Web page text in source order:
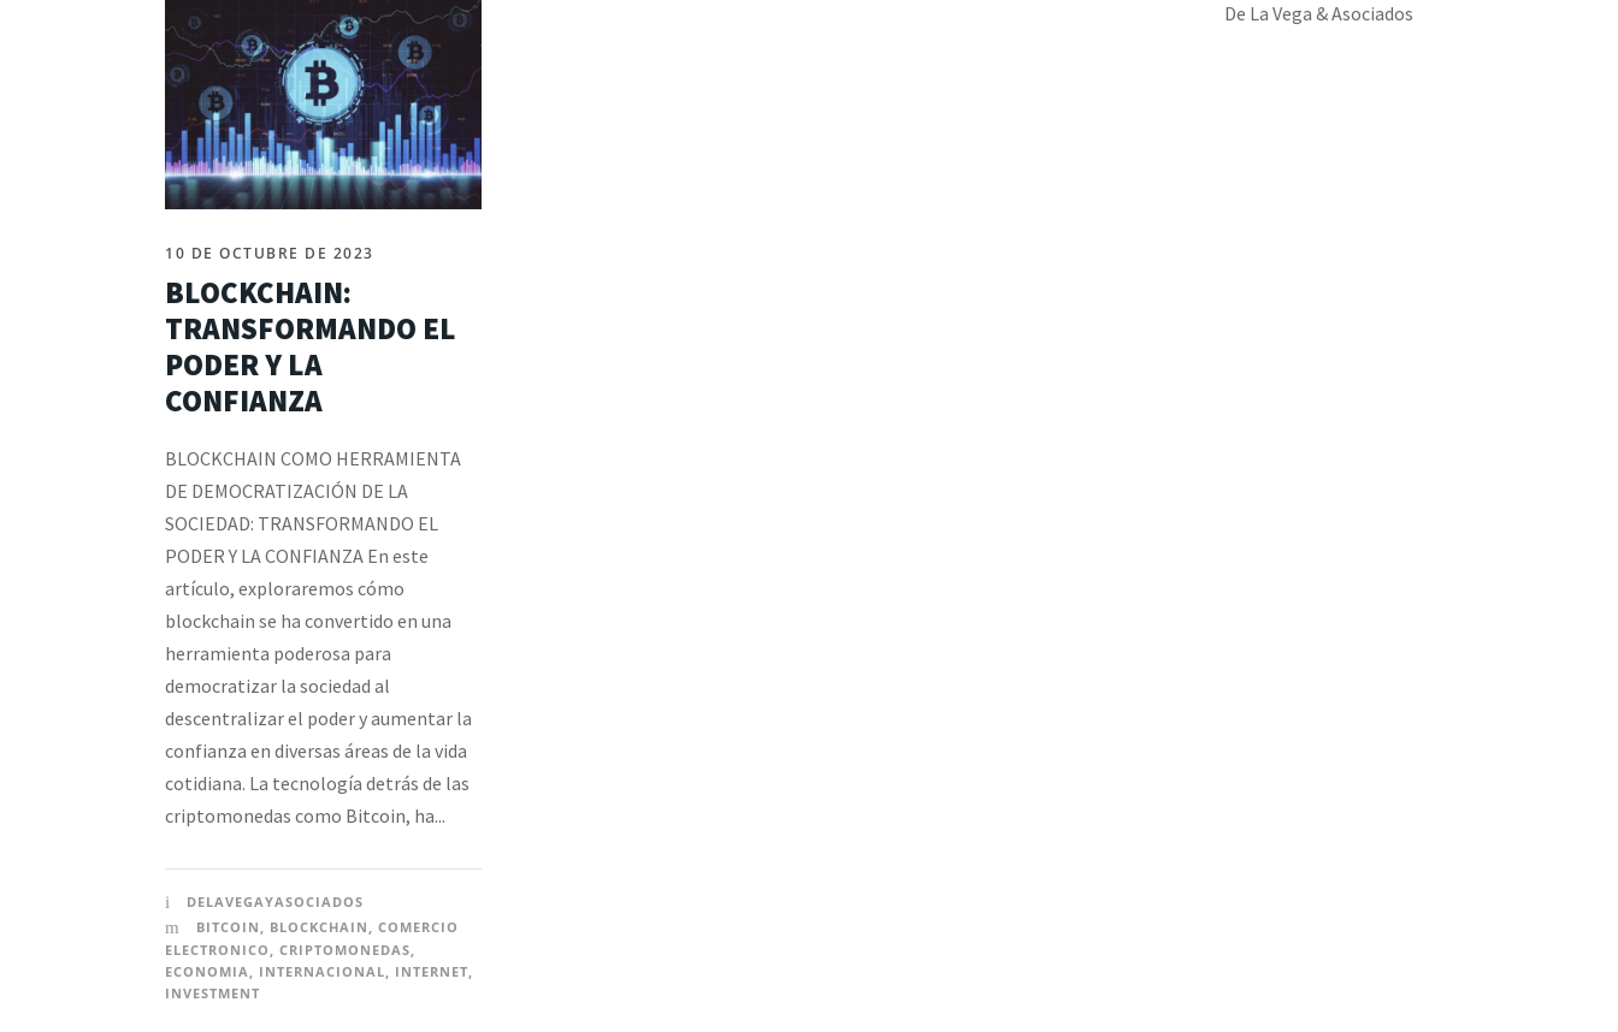
10 DE OCTUBRE DE 2023
BLOCKCHAIN:
TRANSFORMANDO EL
PODER Y LA
CONFIANZA
BLOCKCHAIN COMO HERRAMIENTA
DE DEMOCRATIZACIÓN DE LA
SOCIEDAD: TRANSFORMANDO EL
PODER Y LA CONFIANZA En este
artículo, exploraremos cómo
blockchain se ha convertido en una
herramienta poderosa para
democratizar la sociedad al
descentralizar el poder y aumentar la
confianza en diversas áreas de la vida
cotidiana. La tecnología detrás de las
criptomonedas como Bitcoin, ha...
DELAVEGAYASOCIADOS
BITCOIN
BLOCKCHAIN
COMERCIO
ELECTRONICO
CRIPTOMONEDAS
ECONOMIA
INTERNACIONAL INTERNET
INVESTMENT
De La Vega & Asociados